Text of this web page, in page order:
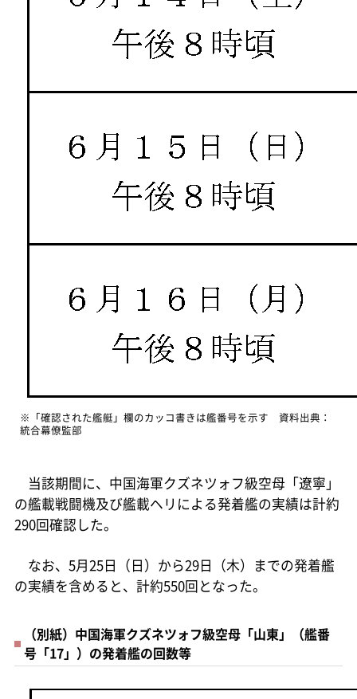
※「確認された艦艇」欄のカッコ書きは艦番号を示す 資料出典：
統合幕僚監部
当該期間に、中国海軍クズネツォフ級空母「遼寧」
の艦載戦闘機及び艦載ヘリによる発着艦の実績は計約
290回確認した。
なお、5月25日（日）から29日（木）までの発着艦
の実績を含めると、計約550回となった。
（別紙）中国海軍クズネツォフ級空母「山東」（艦番
号「17」）の発着艦の回数等